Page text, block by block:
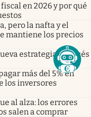
en 2026 y por qué
pero la nafta y el
mantiene los precios
estrategia después
más del 5% en
los inversores
al alza: los errores
salen a comprar